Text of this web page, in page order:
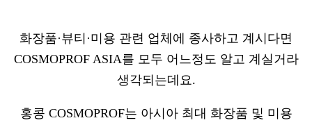
화장품·뷰티·미용 관련 업체에 종사하고 계시다면
COSMOPROF ASIA를 모두 어느정도 알고 계실거라
생각되는데요.
홍콩 COSMOPROF는 아시아 최대 화장품 및 미용